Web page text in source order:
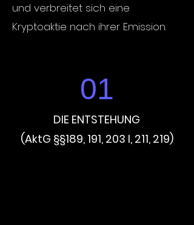
und verbreitet sich eine
Kryptoaktie nach ihrer Emission.
01
DIE ENTSTEHUNG
(AktG §§189, 191, 203 I, 211, 219)